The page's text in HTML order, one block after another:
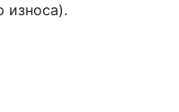
износа).